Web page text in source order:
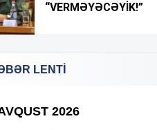
“VERMƏYƏCƏYİK!”
LENTİ
2026